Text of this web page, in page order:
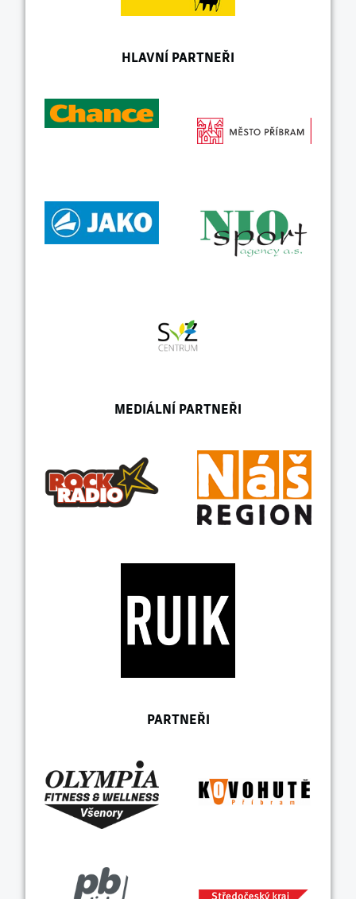
HLAVNÍ PARTNEŘI
MEDIÁLNÍ PARTNEŘI
PARTNEŘI